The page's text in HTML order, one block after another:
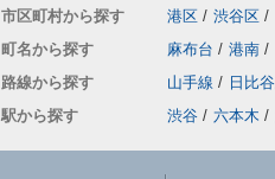
市区町村から探す 港区 / 渋谷区 /
町名から探す
麻布台 / 港南 /
路線から探す
山手線 / 日比
駅から探す
渋谷 / 六本木 /